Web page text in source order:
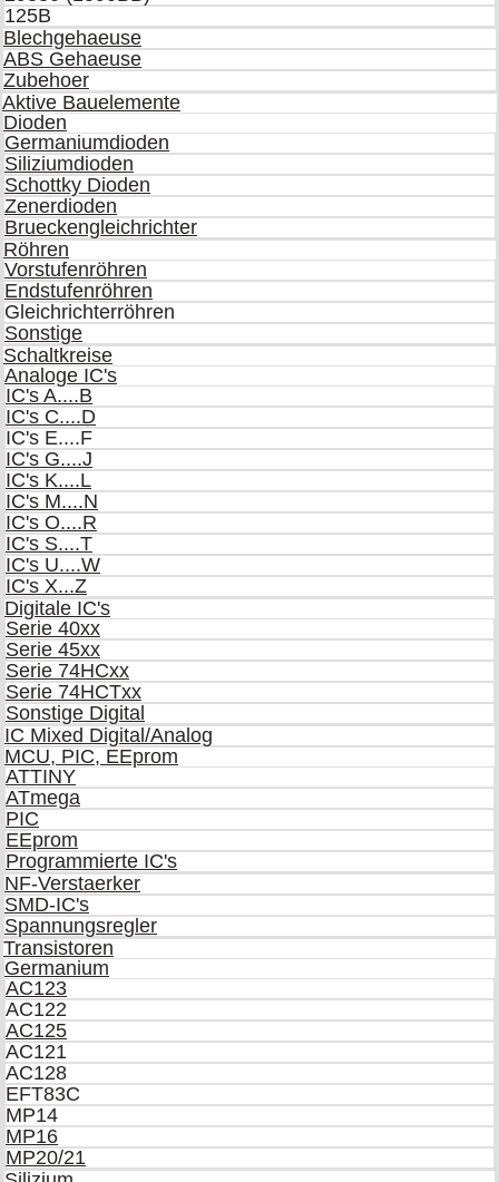
125B
Blechgehaeuse
ABS Gehaeuse
Zubehoer
Aktive Bauelemente
Dioden
Germaniumdioden
Siliziumdioden
Schottky Dioden
Zenerdioden
Brueckengleichrichter
Röhren
Vorstufenröhren
Endstufenröhren
Gleichrichterröhren
Sonstige
Schaltkreise
Analoge IC's
IC's A....B
IC's C....D
IC's E....F
IC's G....J
IC's K....L
IC's M....N
IC's O....R
IC's S....T
IC's U....W
IC's X...Z
Digitale IC's
Serie 40xx
Serie 45xx
Serie 74HCxx
Serie 74HCTxx
Sonstige Digital
IC Mixed Digital/Analog
MCU, PIC, EEprom
ATTINY
ATmega
PIC
EEprom
Programmierte IC's
NF-Verstaerker
SMD-IC's
Spannungsregler
Transistoren
Germanium
AC123
AC122
AC125
AC121
AC128
EFT83C
MP14
MP16
MP20/21